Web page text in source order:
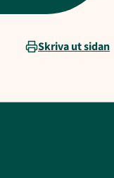
Skriva ut sidan